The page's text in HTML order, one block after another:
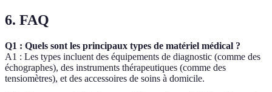
6. FAQ
Q1 : Quels sont les principaux types de matériel médical ?
A1 : Les types incluent des équipements de diagnostic (comme des
échographes), des instruments thérapeutiques (comme des
tensiomètres), et des accessoires de soins à domicile.